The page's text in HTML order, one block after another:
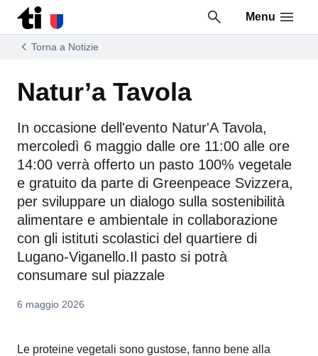
Vai al contenuto della pagina
Vai al piè di pagina
Menu
Torna a Notizie
Natur’a Tavola
In occasione dell'evento Natur'A Tavola,
mercoledì 6 maggio dalle ore 11:00 alle ore
14:00 verrà offerto un pasto 100% vegetale
e gratuito da parte di Greenpeace Svizzera,
per sviluppare un dialogo sulla sostenibilità
alimentare e ambientale in collaborazione
con gli istituti scolastici del quartiere di
Lugano-Viganello.Il pasto si potrà
consumare sul piazzale
6 maggio 2026
Le proteine vegetali sono gustose, fanno bene alla